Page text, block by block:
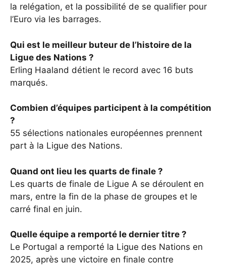
la relégation, et la possibilité de se qualifier pour
l’Euro via les barrages.
Qui est le meilleur buteur de l’histoire de la
Ligue des Nations ?
Erling Haaland détient le record avec 16 buts
marqués.
Combien d’équipes participent à la compétition
?
55 sélections nationales européennes prennent
part à la Ligue des Nations.
Quand ont lieu les quarts de finale ?
Les quarts de finale de Ligue A se déroulent en
mars, entre la fin de la phase de groupes et le
carré final en juin.
Quelle équipe a remporté le dernier titre ?
Le Portugal a remporté la Ligue des Nations en
2025, après une victoire en finale contre